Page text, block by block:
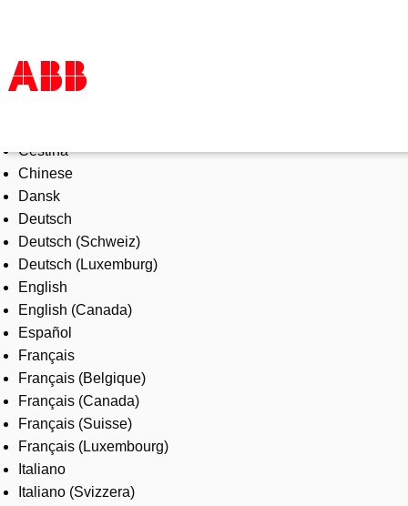
Products & Solutions
Industries
Services
About us
Where to buy
Contact us
Careers
Čeština
Chinese
Dansk
Deutsch
Deutsch (Schweiz)
Deutsch (Luxemburg)
English
English (Canada)
Español
Français
Français (Belgique)
Français (Canada)
Français (Suisse)
Français (Luxembourg)
Italiano
Italiano (Svizzera)